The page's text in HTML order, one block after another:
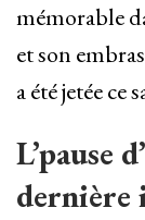
mémorable
et son
a été jetée ce
L’pause
dernière